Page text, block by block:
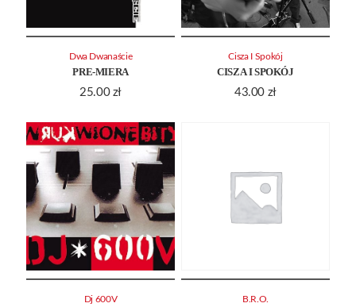
PRE-MIERA
25.00 zł
Dwa Dwanaście
CISZA I SPOKÓJ
43.00 zł
Cisza I Spokój
Dj 600V B.R.O.